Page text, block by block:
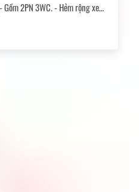
2PN 3WC. - Hẻm rộng xe
cho người quen thuê, giá